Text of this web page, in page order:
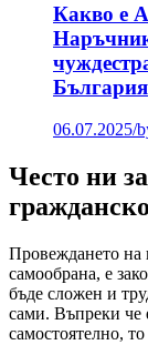
Какво е
България
06.07.2025/
Често ни
Провеждането на
самообрана, е
бъде сложен и
сами. Въпреки че
самостоятелно,